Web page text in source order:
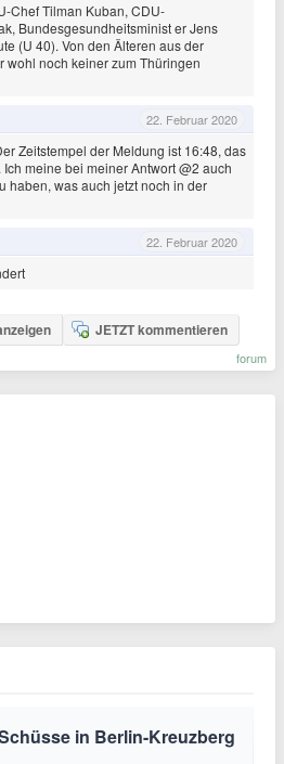
Chef Tilman Kuban, CDU-
Bundesgesundheitsminist er Jens
(U 40). Von den Älteren aus der
wohl noch keiner zum Thüringen
22. Februar 2020
Zeitstempel der Meldung ist 16:48, das
meine bei meiner Antwort @2 auch
haben, was auch jetzt noch in der
22. Februar 2020
JETZT kommentieren
forum
in Berlin-Kreuzberg